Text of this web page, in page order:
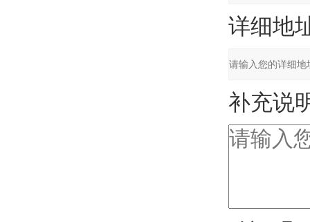
详细地址
补充说明